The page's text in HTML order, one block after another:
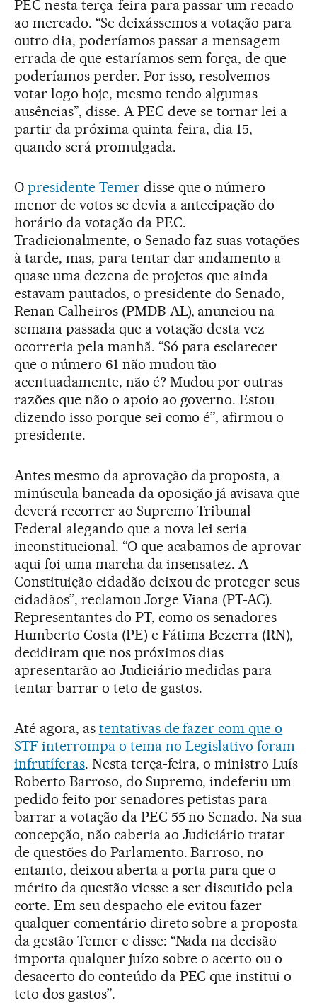
PEC nesta terça-feira para passar um recado
ao mercado. “Se deixássemos a votação para
outro dia, poderíamos passar a mensagem
errada de que estaríamos sem força, de que
poderíamos perder. Por isso, resolvemos
votar logo hoje, mesmo tendo algumas
ausências”, disse. A PEC deve se tornar lei a
partir da próxima quinta-feira, dia 15,
quando será promulgada.
O presidente Temerdisse que o número
menor de votos se devia a antecipação do
horário da votação da PEC.
Tradicionalmente, o Senado faz suas votações
à tarde, mas, para tentar dar andamento a
quase uma dezena de projetos que ainda
estavam pautados, o presidente do Senado,
Renan Calheiros (PMDB-AL), anunciou na
semana passada que a votação desta vez
ocorreria pela manhã. “Só para esclarecer
que o número 61 não mudou tão
acentuadamente, não é? Mudou por outras
razões que não o apoio ao governo. Estou
dizendo isso porque sei como é”, afirmou o
presidente.
Antes mesmo da aprovação da proposta, a
minúscula bancada da oposição já avisava que
deverá recorrer ao Supremo Tribunal
Federal alegando que a nova lei seria
inconstitucional. “O que acabamos de aprovar
aqui foi uma marcha da insensatez. A
Constituição cidadão deixou de proteger seus
cidadãos”, reclamou Jorge Viana (PT-AC).
Representantes do PT, como os senadores
Humberto Costa (PE) e Fátima Bezerra (RN),
decidiram que nos próximos dias
apresentarão ao Judiciário medidas para
tentar barrar o teto de gastos.
Até agora, as tentativas de fazer com que o
STF interrompa o tema no Legislativo foram
infrutíferas. Nesta terça-feira, o ministro Luís
Roberto Barroso, do Supremo, indeferiu um
pedido feito por senadores petistas para
barrar a votação da PEC 55 no Senado. Na sua
concepção, não caberia ao Judiciário tratar
de questões do Parlamento. Barroso, no
entanto, deixou aberta a porta para que o
mérito da questão viesse a ser discutido pela
corte. Em seu despacho ele evitou fazer
qualquer comentário direto sobre a proposta
da gestão Temer e disse: “Nada na decisão
importa qualquer juízo sobre o acerto ou o
desacerto do conteúdo da PEC que institui o
teto dos gastos”.